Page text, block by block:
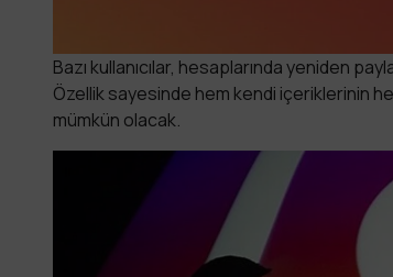
Bazı kullanıcılar, hesaplarında yeniden
Özellik sayesinde hem kendi içeriklerinin
mümkün olacak.